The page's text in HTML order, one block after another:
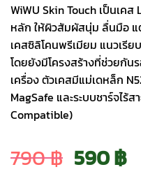
WiWU Skin Touch เป็นเค
หลัก ให้ผิวสัมผัสนุ่ม ลื่นมือ แ
เคสซิลิโคนพรีเมียม แนวเรีย
โดยยังมีโครงสร้างที่ช่วยกัน
เครื่อง ตัวเคสมีแม่เดหล็ก
MagSafe และระบบชาร์จไร้
Compatible)
790฿ Original
590฿